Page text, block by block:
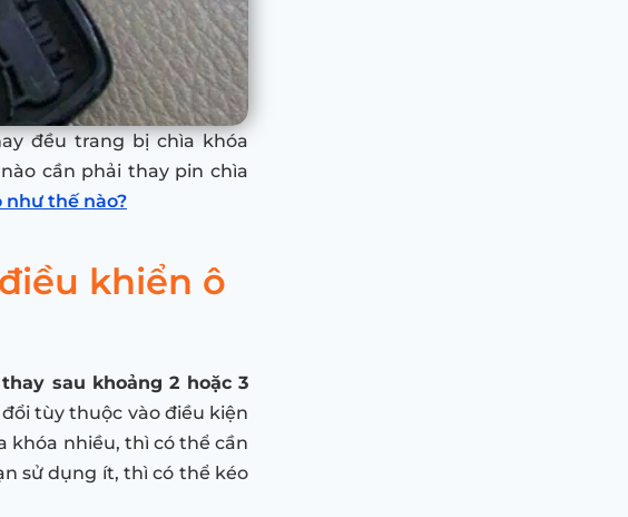
đều trang bị chìa khóa
cần phải thay pin chìa
như thế nào?
khiển ô
sau khoảng 2 hoặc 3
tùy thuộc vào điều kiện
khóa nhiều, thì có thể cần
sử dụng ít, thì có thể kéo